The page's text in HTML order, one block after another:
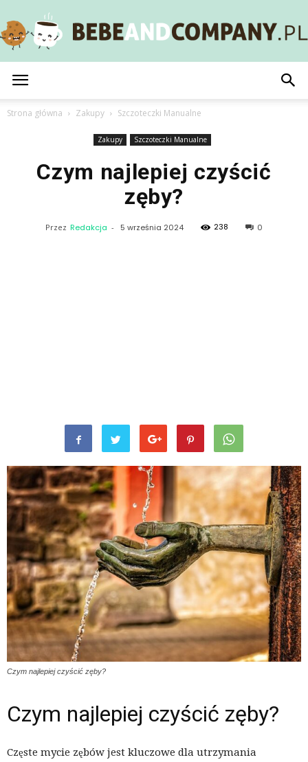
Strona główna Zakupy Szczoteczki Manualne
Zakupy Szczoteczki Manualne
Czym najlepiej czyścić
zęby?
Przez Redakcja - 5 września 2024 238 0
Czym najlepiej czyścić zęby?
Czym najlepiej czyścić zęby?
Częste mycie zębów jest kluczowe dla utrzymania